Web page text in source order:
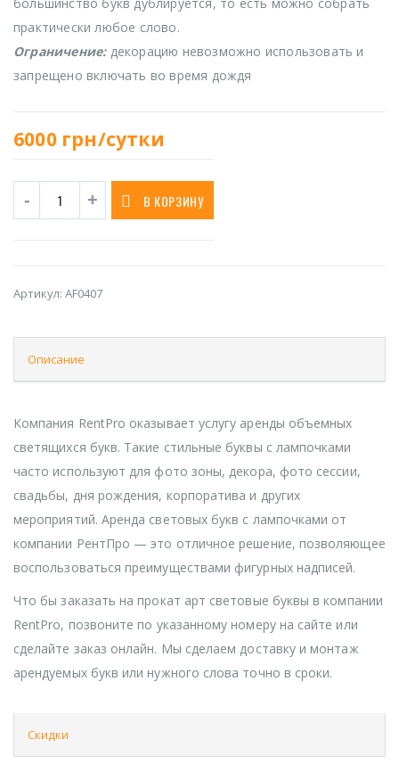
практически любое слово.
Ограничение:декорацию невозможно использовать и
запрещено включать во время дождя
6000 грн/сутки
В КОРЗИНУ
Артикул: AF0407
Описание
Компания RentPro оказывает услугу аренды объемных
светящихся букв. Такие стильные буквы с лампочками
часто используют для фото зоны, декора, фото сессии,
свадьбы, дня рождения, корпоратива и других
мероприятий. Аренда световых букв с лампочками от
компании РентПро — это отличное решение, позволяющее
воспользоваться преимуществами фигурных надписей.
Что бы заказать на прокат арт световые буквы в компании
RentPro, позвоните по указанному номеру на сайте или
сделайте заказ онлайн. Мы сделаем доставку и монтаж
арендуемых букв или нужного слова точно в сроки.
Скидки